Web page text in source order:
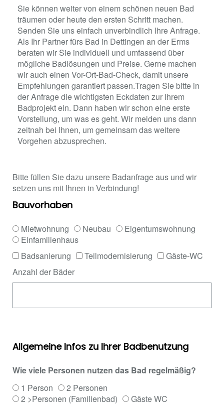
Sie können weiter von einem schönen neuen Bad
träumen oder heute den ersten Schritt machen.
Senden Sie uns einfach unverbindlich Ihre Anfrage.
Als Ihr Partner fürs Bad in Dettingen an der Erms
beraten wir Sie individuell und umfassend über
mögliche Badlösungen und Preise. Gerne machen
wir auch einen Vor-Ort-Bad-Check, damit unsere
Empfehlungen garantiert passen.Tragen Sie bitte in
der Anfrage die wichtigsten Eckdaten zur Ihrem
Badprojekt ein. Dann haben wir schon eine erste
Vorstellung, um was es geht. Wir melden uns dann
zeitnah bei Ihnen, um gemeinsam das weitere
Vorgehen abzusprechen.
Bitte füllen Sie dazu unsere Badanfrage aus und wir
setzen uns mit Ihnen in Verbindung!
Bauvorhaben
Mietwohnung Neubau
Eigentumswohnung
Einfamilienhaus
Badsanierung
Teilmodernisierung
Gäste-WC
Anzahl der Bäder
Allgemeine Infos zu Ihrer Badbenutzung
Wie viele Personen nutzen das Bad regelmäßig?
1 Person
2 Personen
2 >Personen (Familienbad)
Gäste WC